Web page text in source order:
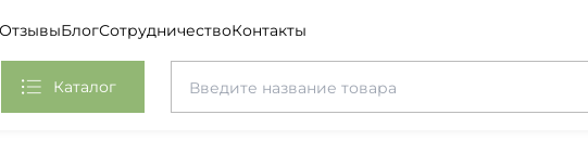
ОтзывыБлогСотрудничествоКонтакты
Каталог